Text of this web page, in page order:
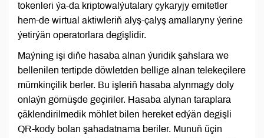
tokenleri ýa-da kriptowalýutalary çykaryjy emitetler
hem-de wirtual aktiwleriň alyş-çalyş amallaryny ýerine
ýetirýän operatorlara degişlidir.
Maýning işi diňe hasaba alnan ýuridik şahslara we
bellenilen tertipde döwletden bellige alnan telekeçilere
mümkinçilik berler. Bu işleriň hasaba alynmagy doly
onlaýn görnüşde geçiriler. Hasaba alynan taraplara
çäklendirilmedik möhlet bilen hereket edýän degişli
QR-kody bolan şahadatnama beriler. Munuň üçin